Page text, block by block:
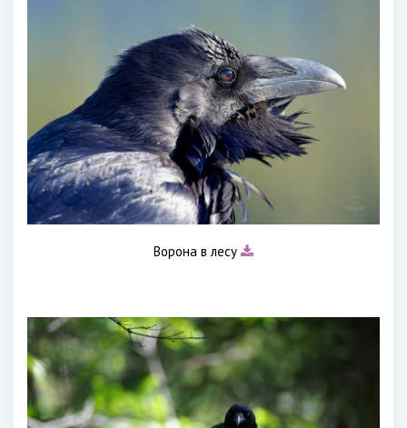
Ворона в лесу